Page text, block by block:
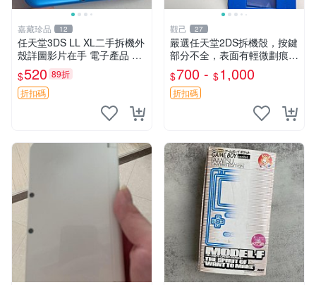
嘉藏珍品 12
任天堂3DS LL XL二手拆機外
殼詳圖影片在手 電子產品 古
董級收藏 帝王版 外觀良好
$520 89折
折扣碼
觀己 27
嚴選任天堂2DS拆機殼，按鍵
部分不全，表面有輕微劃痕及
磨損，無電池蓋。全新未使用
老式任天堂2DS 拆機殼 按鈕
不齊 鏡面有痕跡 電池蓋缺失
$700 - $1,000
折扣碼